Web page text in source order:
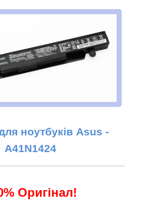
ноутбуків Asus -
A41N1424
Оригінал!